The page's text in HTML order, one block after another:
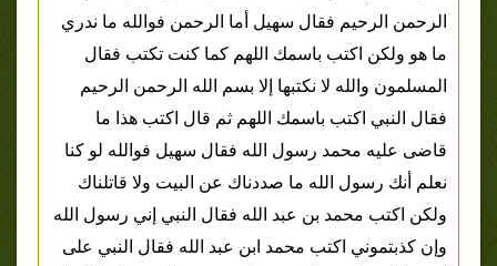
الرحمن الرحيم فقال سهيل أما الرحمن فوالله ما ندري
ما هو ولكن اكتب باسمك اللهم كما كنت تكتب فقال
المسلمون والله لا نكتبها إلا بسم الله الرحمن الرحيم
فقال النبي اكتب باسمك اللهم ثم قال اكتب هذا ما
قاضى عليه محمد رسول الله فقال سهيل فوالله لو كنا
نعلم أنك رسول الله ما صددناك عن البيت ولا قاتلناك
ولكن اكتب محمد بن عبد الله فقال النبي إني رسول الله
وإن كذبتموني اكتب محمد ابن عبد الله فقال النبي على